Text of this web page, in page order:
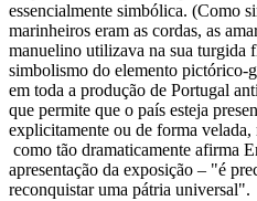
essencialmente simbólica. (Como
marinheiros eram as cordas, as
manuelino utilizava na sua turgida
simbolismo do elemento pictórico-
em toda a produção de Portugal
que permite que o país esteja
explicitamente ou de forma
como tão dramaticamente afirma
apresentação da exposição – "é
reconquistar uma pátria universal".